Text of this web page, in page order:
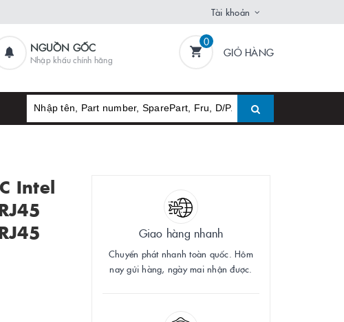
Tài khoản
NGUỒN GỐC
Nhập khẩu chính hãng
0
GIỎ HÀNG
Intel
Giao hàng nhanh
Chuyển phát nhanh toàn quốc. Hôm
nay gửi hàng, ngày mai nhận được.